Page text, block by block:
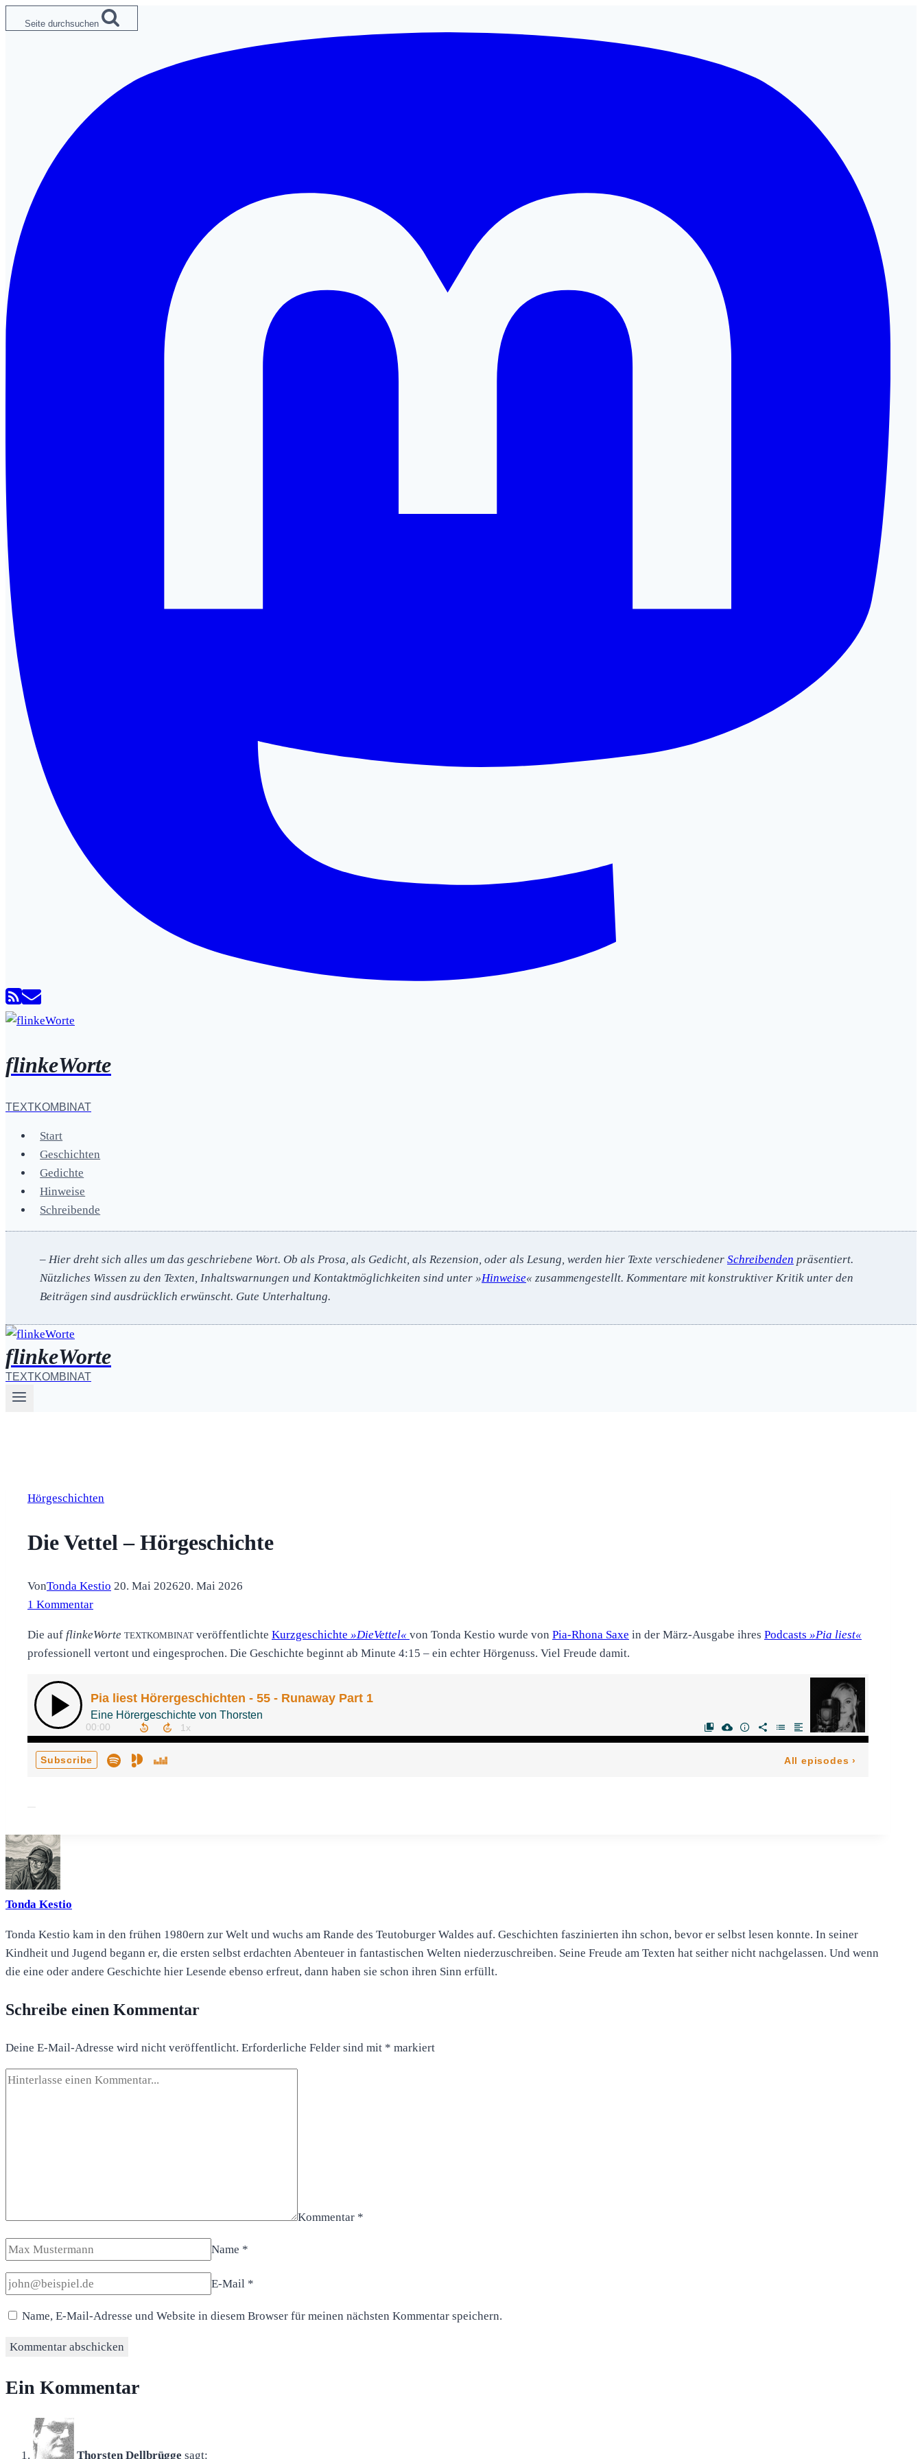
Inhalt
Seite durchsuchen
flinkeWorte
TEXTKOMBINAT
Start
Geschichten
Gedichte
Hinweise
Schreibende
– Hier dreht sich alles um das geschriebene Wort. Ob als Prosa, als Gedicht, als Rezension, oder als Lesung, werden hier Texte verschiedener Schreibenden präsentiert.
Nützliches Wissen zu den Texten, Inhaltswarnungen und Kontaktmöglichkeiten sind unter »Hinweise« zusammengestellt. Kommentare mit konstruktiver Kritik unter den
Beiträgen sind ausdrücklich erwünscht. Gute Unterhaltung.
flinkeWorte
TEXTKOMBINAT
Hörgeschichten
Die Vettel – Hörgeschichte
VonTonda Kestio 20. Mai 202620. Mai 2026
1 Kommentar
Die auf flinkeWorte TEXTKOMBINAT veröffentlichte Kurzgeschichte »DieVettel« von Tonda Kestio wurde von Pia-Rhona Saxe in der März-Ausgabe ihres Podcasts »Pia liest«
professionell vertont und eingesprochen. Die Geschichte beginnt ab Minute 4:15 – ein echter Hörgenuss. Viel Freude damit.
Tonda Kestio
Tonda Kestio kam in den frühen 1980ern zur Welt und wuchs am Rande des Teutoburger Waldes auf. Geschichten faszinierten ihn schon, bevor er selbst lesen konnte. In seiner
Kindheit und Jugend begann er, die ersten selbst erdachten Abenteuer in fantastischen Welten niederzuschreiben. Seine Freude am Texten hat seither nicht nachgelassen. Und wenn
die eine oder andere Geschichte hier Lesende ebenso erfreut, dann haben sie schon ihren Sinn erfüllt.
Schreibe einen Kommentar
Deine E-Mail-Adresse wird nicht veröffentlicht. Erforderliche Felder sind mit * markiert
Kommentar *
Name *
E-Mail *
Name, E-Mail-Adresse und Website in diesem Browser für meinen nächsten Kommentar speichern.
Ein Kommentar
Thorsten Dellbrügge sagt: